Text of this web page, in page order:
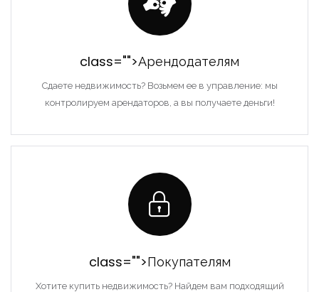
class="">Арендодателям
Сдаете недвижимость? Возьмем ее в управление: мы
контролируем арендаторов, а вы получаете деньги!
class="">Покупателям
Хотите купить недвижимость? Найдем вам подходящий